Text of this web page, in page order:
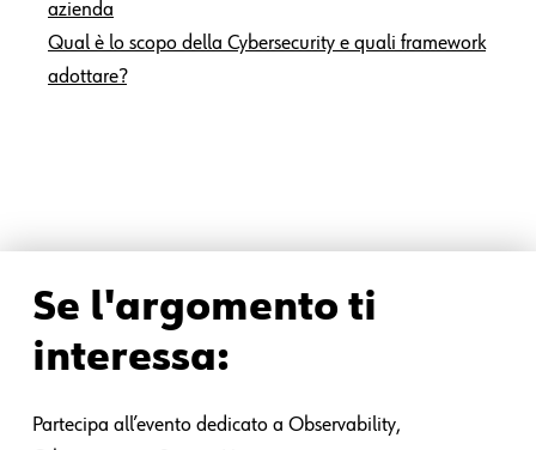
azienda
Qual è lo scopo della Cybersecurity e quali framework
adottare?
Se l'argomento ti
interessa:
Partecipa all’evento dedicato a Observability,